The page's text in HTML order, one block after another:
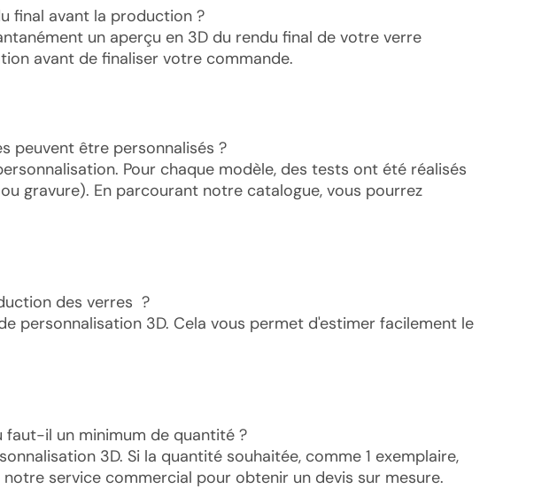
final avant la production ?
un aperçu en 3D du rendu final de votre verre
avant de finaliser votre commande.
peuvent être personnalisés ?
Pour chaque modèle, des tests ont été réalisés
gravure). En parcourant notre catalogue, vous pourrez
des verres ?
personnalisation 3D. Cela vous permet d'estimer facilement le
faut-il un minimum de quantité ?
3D. Si la quantité souhaitée, comme 1 exemplaire,
service commercial pour obtenir un devis sur mesure.